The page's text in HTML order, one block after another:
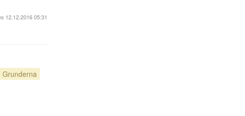
12.12.2016 05:31
Grunderna